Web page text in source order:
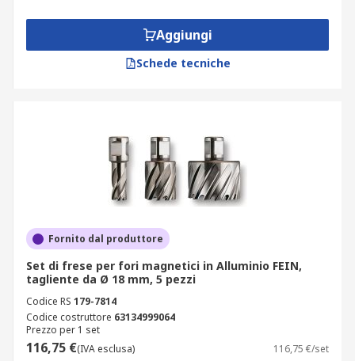
Aggiungi
Schede tecniche
Fornito dal produttore
Set di frese per fori magnetici in Alluminio FEIN,
tagliente da Ø 18 mm, 5 pezzi
Codice RS 179-7814
Codice costruttore 63134999064
Prezzo per 1 set
116,75 €(IVA esclusa) 116,75 €/set